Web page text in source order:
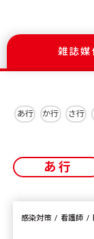
雑誌媒
あ行 か行 さ行
あ行
感染対策 看護師